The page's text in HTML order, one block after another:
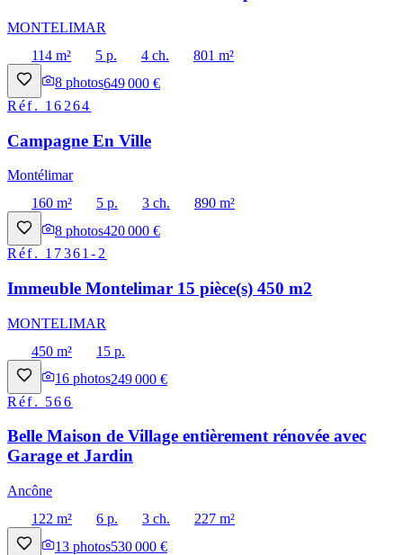
MONTELIMAR
114 m²
5 p. 4 ch.
801 m²
8 photos649 000 €
Réf. 16264
Campagne En Ville
Montélimar
160 m²
5 p. 3 ch.
890 m²
8 photos420 000 €
Réf. 17361-2
Immeuble Montelimar 15 pièce(s) 450 m2
MONTELIMAR
450 m²
15 p.
16 photos249 000 €
Réf. 566
Belle Maison de Village entièrement rénovée avec
Garage et Jardin
Ancône
122 m²
6 p. 3 ch.
227 m²
13 photos530 000 €